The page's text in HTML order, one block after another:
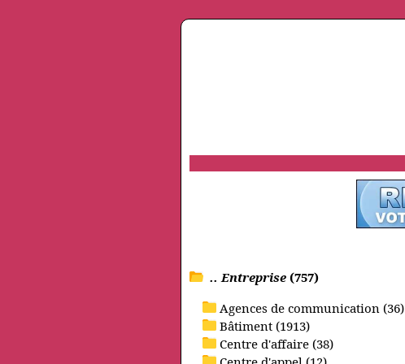
.. Entreprise (757)
Agences de communication (36)
Bâtiment (1913)
Centre d'affaire (38)